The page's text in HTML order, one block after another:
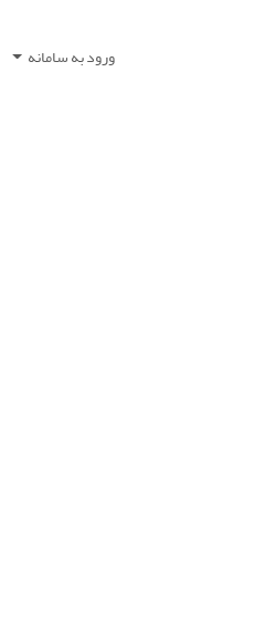
ورود به سامانه